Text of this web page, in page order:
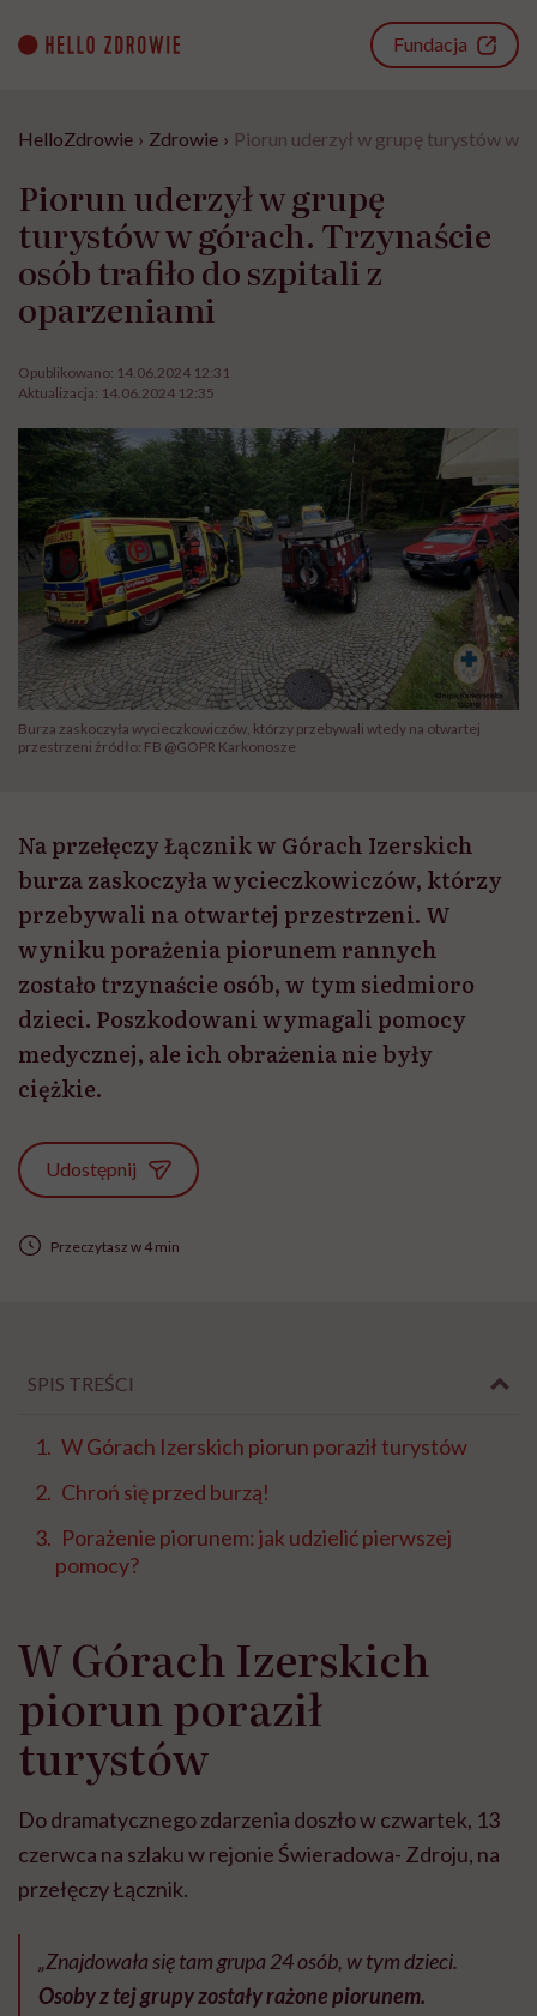
content
Fundacja
HelloZdrowie › Zdrowie › Piorun uderzył w grupę turystów w
Piorun uderzył w grupę
turystów w górach. Trzynaście
osób trafiło do szpitali z
oparzeniami
Opublikowano: 14.06.2024 12:31
Aktualizacja: 14.06.2024 12:35
Burza zaskoczyła wycieczkowiczów, którzy przebywali wtedy na otwartej
przestrzeni źródło: FB @GOPR Karkonosze
Na przełęczy Łącznik w Górach Izerskich
burza zaskoczyła wycieczkowiczów, którzy
przebywali na otwartej przestrzeni. W
wyniku porażenia piorunem rannych
zostało trzynaście osób, w tym siedmioro
dzieci. Poszkodowani wymagali pomocy
medycznej, ale ich obrażenia nie były
ciężkie.
Udostępnij
Przeczytasz w 4 min
SPIS TREŚCI
W Górach Izerskich piorun poraził turystów
Chroń się przed burzą!
Porażenie piorunem: jak udzielić pierwszej
pomocy?
W Górach Izerskich
piorun poraził
turystów
Do dramatycznego zdarzenia doszło w czwartek, 13
czerwca na szlaku w rejonie Świeradowa- Zdroju, na
przełęczy Łącznik.
„Znajdowała się tam grupa 24 osób, w tym dzieci.
Osoby z tej grupy zostały rażone piorunem.